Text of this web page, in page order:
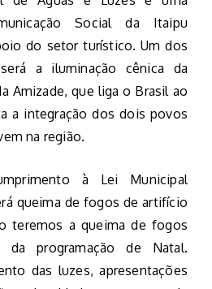
Social da Itaipu
do setor turístico. Um dos
a iluminação cênica da
Amizade, que liga o Brasil ao
a integração dos dois povos
na região.
à Lei Municipal
queima de fogos de artifício
teremos a queima de fogos
programação de Natal.
das luzes, apresentações